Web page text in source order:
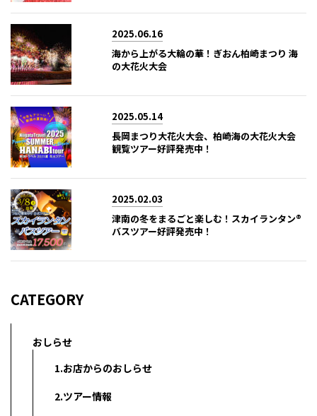
2025.06.16
海から上がる大輪の華！ぎおん柏崎まつり 海
の大花火大会
2025.05.14
長岡まつり大花火大会、柏崎海の大花火大会
観覧ツアー好評発売中！
2025.02.03
津南の冬をまるごと楽しむ！スカイランタン®
バスツアー好評発売中！
CATEGORY
おしらせ
1.お店からのおしらせ
2.ツアー情報